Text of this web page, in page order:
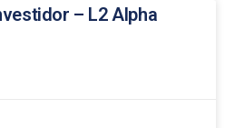
– L2 Alpha